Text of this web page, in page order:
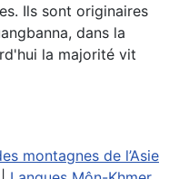
Ils sont originaires
dans la
la majorité vit
montagnes de l’Asie